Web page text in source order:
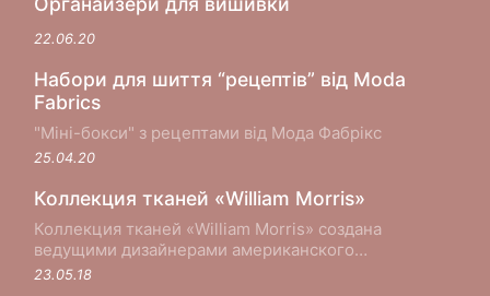
22.06.20
Набори для шиття “рецептів” від Moda
Fabrics
"Міні-бокси" з рецептами від Мода Фабрікс
25.04.20
Коллекция тканей «William Morris»
Коллекция тканей «William Morris» создана
ведущими дизайнерами американского
производителя хлопковых тканей Moda Fabrics в
23.05.18